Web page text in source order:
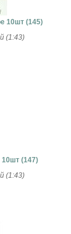
10шт (145)
(1:43)
(147)
(1:43)